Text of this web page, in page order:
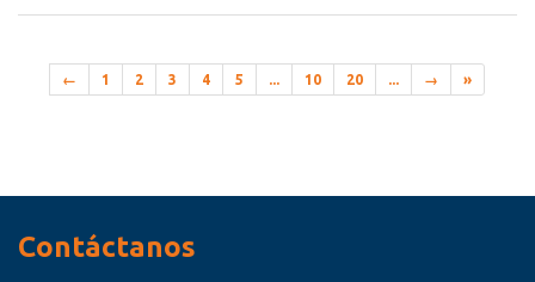
← 1 2 3 4 5 ... 10 20 ... → »
Contáctanos